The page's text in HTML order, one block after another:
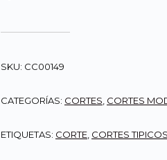
SKU: CC00149
CATEGORÍAS: CORTES CORTES
ETIQUETAS: CORTE CORTES TIPICOS